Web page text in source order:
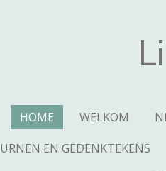
HOME WELKOM
URNEN EN GEDENKTEKENS